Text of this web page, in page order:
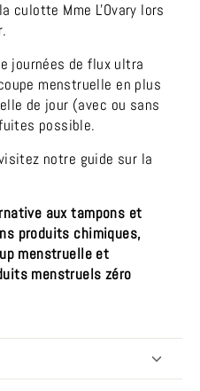
la culotte Mme L'Ovary lors
journées de flux ultra
menstruelle en plus
de jour (avec ou sans
possible.
notre guide sur la
aux tampons et
produits chimiques,
menstruelle et
menstruels zéro